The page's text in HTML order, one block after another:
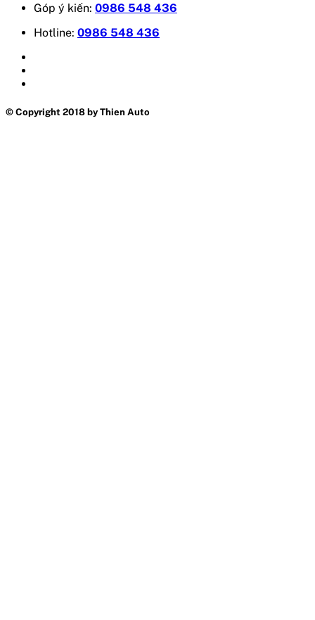
Góp ý kiến: 0986 548 436
Hotline: 0986 548 436
© Copyright 2018 by Thien Auto